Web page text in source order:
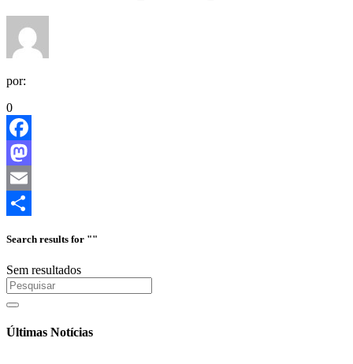
por:
0
Facebook
Mastodon
Email
Search results for ""
Sem resultados
Últimas Notícias